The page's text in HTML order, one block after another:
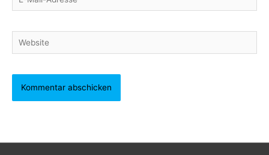
Mail-
Website